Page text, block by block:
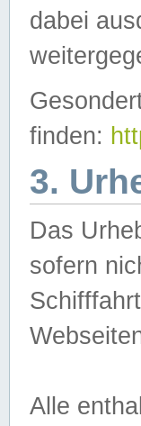
dabei
finden:
3.
Das
sofern
Alle